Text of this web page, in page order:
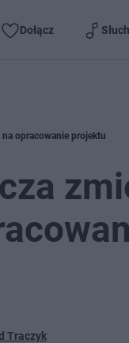
Dołącz
opracowanie projektu
Traczyk